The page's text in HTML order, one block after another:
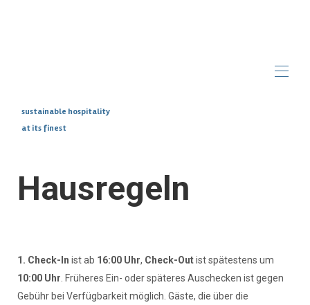
sustainable hospitality
at its finest
Insurance Stays
Make
Blog
Hausregeln
1. Check-In ist ab 16:00 Uhr, Check-Outist spätestens um
10:00 Uhr . Früheres Ein- oder späteres Auschecken ist gegen
Gebühr bei Verfügbarkeit möglich. Gäste, die über die